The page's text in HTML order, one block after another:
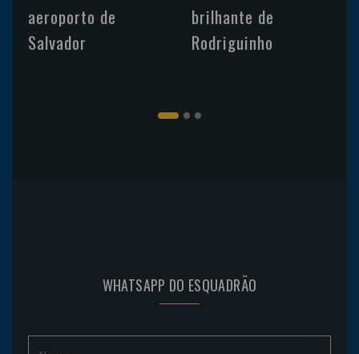
aeroporto de
Salvador
brilhante de
Rodriguinho
WHATSAPP DO ESQUADRÃO